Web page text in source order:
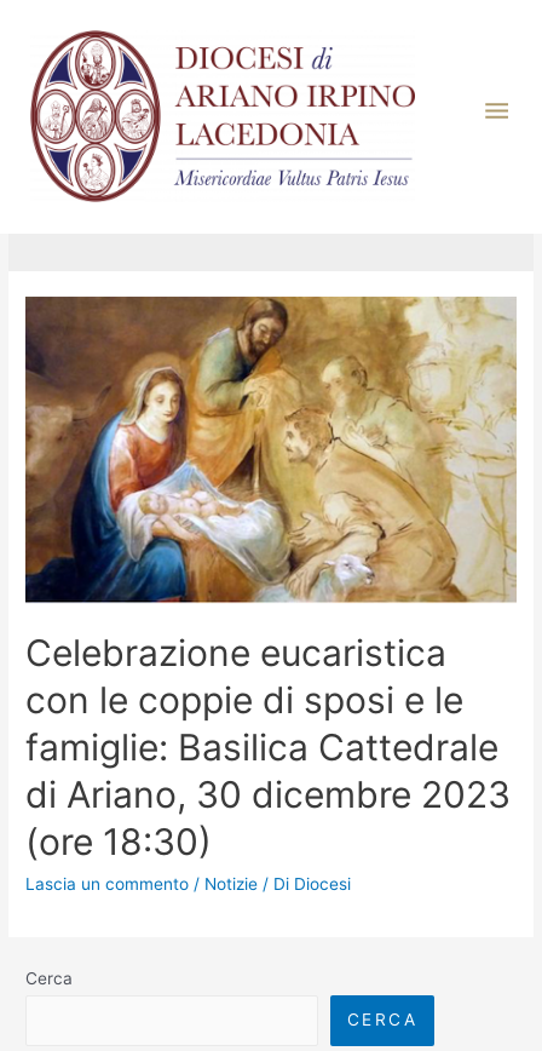
Giorno:28 Dicembre
2023
Celebrazione eucaristica
con le coppie di sposi e le
famiglie: Basilica Cattedrale
di Ariano, 30 dicembre 2023
(ore 18:30)
Lascia un commento / Notizie / Di Diocesi
Cerca
CERCA